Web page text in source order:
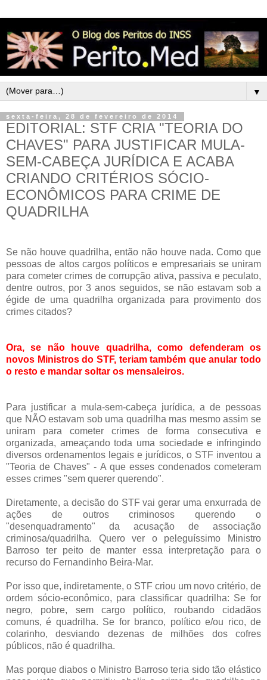
▼
sexta-feira, 28 de fevereiro de 2014
EDITORIAL: STF CRIA "TEORIA DO
CHAVES" PARA JUSTIFICAR MULA-
SEM-CABEÇA JURÍDICA E ACABA
CRIANDO CRITÉRIOS SÓCIO-
ECONÔMICOS PARA CRIME DE
QUADRILHA
Se não houve quadrilha, então não houve nada. Como que
pessoas de altos cargos políticos e empresariais se uniram
para cometer crimes de corrupção ativa, passiva e peculato,
dentre outros, por 3 anos seguidos, se não estavam sob a
égide de uma quadrilha organizada para provimento dos
crimes citados?
Ora, se não houve quadrilha, como defenderam os
novos Ministros do STF, teriam também que anular todo
o resto e mandar soltar os mensaleiros.
Para justificar a mula-sem-cabeça jurídica, a de pessoas
que NÃO estavam sob uma quadrilha mas mesmo assim se
uniram para cometer crimes de forma consecutiva e
organizada, ameaçando toda uma sociedade e infringindo
diversos ordenamentos legais e jurídicos, o STF inventou a
"Teoria de Chaves" - A que esses condenados cometeram
esses crimes "sem querer querendo".
Diretamente, a decisão do STF vai gerar uma enxurrada de
ações de outros criminosos querendo o
"desenquadramento" da acusação de associação
criminosa/quadrilha. Quero ver o peleguíssimo Ministro
Barroso ter peito de manter essa interpretação para o
recurso do Fernandinho Beira-Mar.
Por isso que, indiretamente, o STF criou um novo critério, de
ordem sócio-econômico, para classificar quadrilha: Se for
negro, pobre, sem cargo político, roubando cidadãos
comuns, é quadrilha. Se for branco, político e/ou rico, de
colarinho, desviando dezenas de milhões dos cofres
públicos, não é quadrilha.
Mas porque diabos o Ministro Barroso teria sido tão elástico